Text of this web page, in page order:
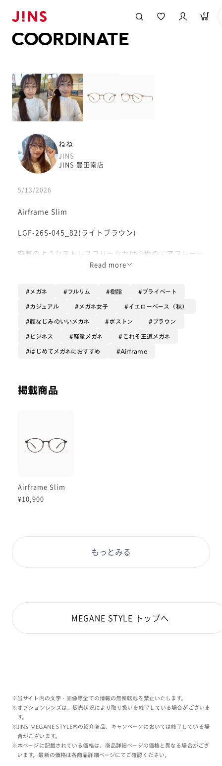
0
COORDINATE
ねね
JINS
JINS 豊田南店
5/13/2026
Airframe Slim
LGF-26S-045_82(ライトブラウン)
空気のようなストレスフリーなかけ心地のエアフレーム
滑りにくい仕様です！
透明感のあるブラウンカラーが、重たくならずにお顔に
スッと馴染んでくれます👓
丁番とテンプルエンドのメタルパーツが高級感も出して
くれるので、セルフレームでもカジュアルになり過ぎな
Read more
メガネ フルリム 樹脂 プライベート
カジュアル メガネ女子 イエローベース（秋）
顔なじみのいいメガネ ボストン ブラウン
ビジネス 軽量メガネ これぞ王道メガネ
はじめてメガネにおすすめ Airframe
掲載商品
Airframe Slim
¥10,900
もっとみる
MEGANE STYLE トップへ
※当サイト内の文字・画像等全ての情報の無断転載を禁止いたします。
※オプションレンズは、販売状況により取り扱いを終了している場合がございま
す。
※JINS MEGANE STYLE内の紹介商品、キャンペーンにおいては終了している場
合がございます。
※本ページに記載されている価格は、商品詳細ページの価格と異なる場合がござ
います。最新の価格は各商品詳細ページにてご確認ください。